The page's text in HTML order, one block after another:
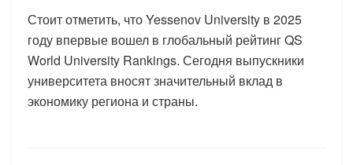
Стоит отметить, что Yessenov University в 2025
году впервые вошел в глобальный рейтинг QS
World University Rankings. Сегодня выпускники
университета вносят значительный вклад в
экономику региона и страны.